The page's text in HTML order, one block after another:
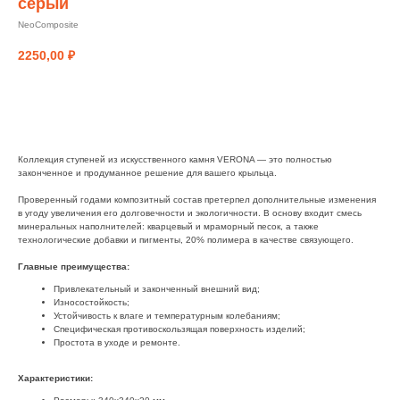
серый
NeoComposite
2250,00 ₽
Коллекция ступеней из искусственного камня VERONA — это полностью
законченное и продуманное решение для вашего крыльца.
Проверенный годами композитный состав претерпел дополнительные изменения
в угоду увеличения его долговечности и экологичности. В основу входит смесь
минеральных наполнителей: кварцевый и мраморный песок, а также
технологические добавки и пигменты, 20% полимера в качестве связующего.
Главные преимущества:
Привлекательный и законченный внешний вид;
Износостойкость;
Устойчивость к влаге и температурным колебаниям;
Специфическая противоскользящая поверхность изделий;
Простота в уходе и ремонте.
Характеристики: